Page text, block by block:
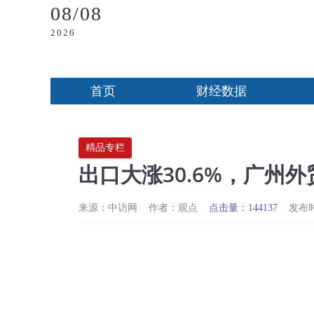
08/08
2026
首页 财经数据
精品专栏
出口大涨30.6%，广州外
来源：中访网 作者：观点 点击量：144137 发布